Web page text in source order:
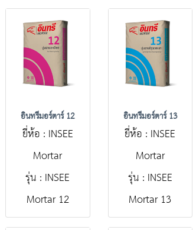
อินทรีมอร์ตาร์ 12
ยี่ห้อ : INSEE
Mortar
รุ่น : INSEE
Mortar 12
อินทรีมอร์ตาร์ 13
ยี่ห้อ : INSEE
Mortar
รุ่น : INSEE
Mortar 13